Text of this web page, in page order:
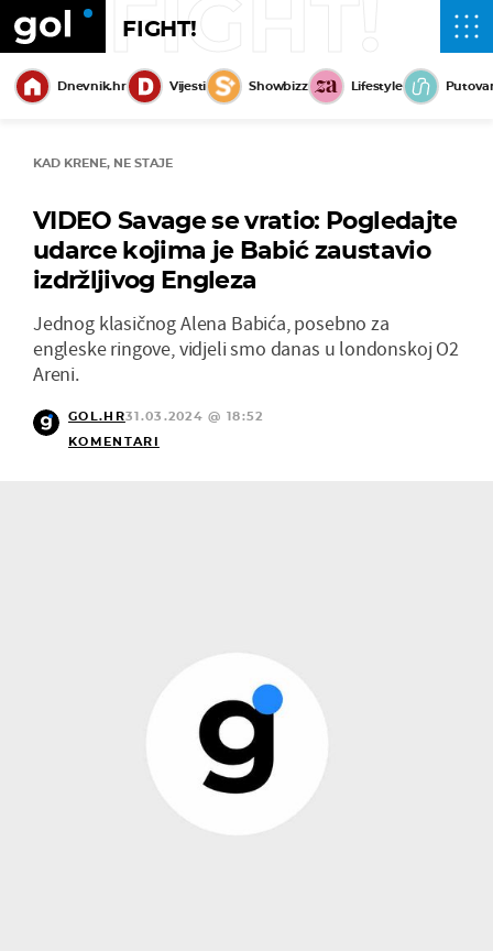
FIGHT!
FIGHT!
Dnevnik.hr Vijesti Showbizz Lifestyle
KAD KRENE, NE STAJE
VIDEO Savage se vratio: Pogledajte
udarce kojima je Babić zaustavio
izdržljivog Engleza
Jednog klasičnog Alena Babića, posebno za
engleske ringove, vidjeli smo danas u londonskoj O2
Areni.
GOL.HR31.03.2024 @ 18:52
KOMENTARI